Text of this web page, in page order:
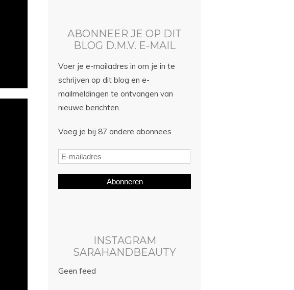
ABONNEER JE OP DIT
BLOG D.M.V. E-MAIL
Voer je e-mailadres in om je in te
schrijven op dit blog en e-
mailmeldingen te ontvangen van
nieuwe berichten.
Voeg je bij 87 andere abonnees
Abonneren
INSTAGRAM
SARAHANDBEAUTY
Geen feed